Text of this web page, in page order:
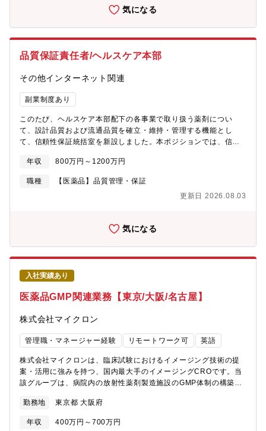
ションの魅力】◆創業70年以上、大手化粧品メーカーと取引があ
る安定企業 ◆商社ですが、研究開発部門を保持。競合に比べて、
商品をおさめるだけでなく、その原料の特製・効果など詳しい情
報＝付加価値をつけた提供をします。【キャリアパス】家庭と両
立ながらキャリアアップを実現できる環境です。 【働き方】・離
職率が低く少数精鋭の企業。・最近は海外進出も積極的です。・
残業時間全社平均残業時間：6.83時間（2022年度）・家族手当・
子ども手当有 【会社概要】創業以来90年以上にわたり、化粧品原
料および機能性表示食品原料の専門商社として事業を展開。国内
外の幅広いネットワークを活かし、原料の調達・販売に加え、お
客様と連携したオリジナル原材料の開発・提案にも取り組んでい
ます。長年培ってきた技術力と提案力を強みに、化学・ヘルスケ
ア分野の発展に貢献し、さらなる成長を目指しています。
気になる
品質保証責任者/ヘルスケア本部
その他インターネット関連
副業制度あり
このたび、ヘルスケア本部配下の各事業で取り扱う薬剤につい
て、設計品質および流通品質を確立・維持・管理する機能とし
て、信頼性保証統括室を新設しました。本ポジションでは、信頼
計品質・流通品質について医薬品の品質保証の観点から管理監督
し、安定供給体制の構築を担っていただきます。多様な薬剤・多
様なサプライヤーを相手に、スピードと柔軟性を持ちながら品質
リスクを適切に評価・管理できる人材を求めます。【具体的な業
qualification（選定前QA審査）の実施・GMP適合性・製造能力・
Agreement）の起案・交渉・締結■既存サプライヤーの継続的品
施・報告書作成・製造元での変更管理・逸脱情報の収集と評価・
QAコミュニケーション■入荷品の品質確認と市場供給可否の判
査・試験検査の管理）・品質異常発生時の出荷停止・隔離・回収
判断（サイエンス・エビデンスベース）・クライアントからの品
質照会への対応■逸脱・クレーム発生時のQA責任者としてのハン
ズオン対応・品質異常の第一報受領から影響範囲評価・出荷可否
判断までの一貫対応・サプライヤーへの根本原因調査（RCA）要
求とCAPAレビュー・必要に応じて工場訪問、生産技術・CMCメ
ョン判断■輸送・保管中の品質担保・温度管理・保管条件の確認
ィの妥当性確認・コールドチェーン要件が必要な製品への対応■信
年収 800万円～1200万円
職種
【医薬品】品質管理・保証
更新日 2026.08.03
気になる
入社実績あり
医薬品GMP関連業務【東京/大阪/名古屋】
株式会社マイクロン
管理職・マネージャー経験 リモートワーク可 英語
株式会社マイクロンは、臨床試験におけるイメージング技術の提
案・活用に強みを持つ、国内最大手のイメージングCROです。当
該グループは、病院内の放射性薬剤製造施設のGMP体制の構築・
関する提案やコンサルティングを行っています。【具体的な業務
内容】 ・GMPに準拠した放射性薬剤の製造・品質管理業務の実
施 ・SOP（標準作業手順書）の作成・改訂 ・製造記録・試験
勤務地 東京都 大阪府
年収 400万円～700万円